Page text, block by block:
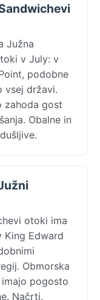
Južna
v July: v
podobne
vsej državi.
zahoda gost
Obalne in
otoki ima
Edward
Obmorska
pogosto
Načrti,